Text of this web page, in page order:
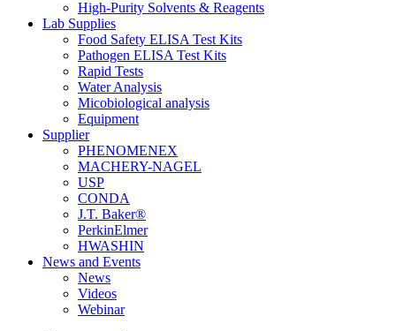
High-Purity Solvents & Reagents
Lab Supplies
Food Safety ELISA Test Kits
Pathogen ELISA Test Kits
Rapid Tests
Water Analysis
Micobiological analysis
Equipment
Supplier
PHENOMENEX
MACHERY-NAGEL
USP
CONDA
J.T. Baker®
PerkinElmer
HWASHIN
News and Events
News
Videos
Webinar